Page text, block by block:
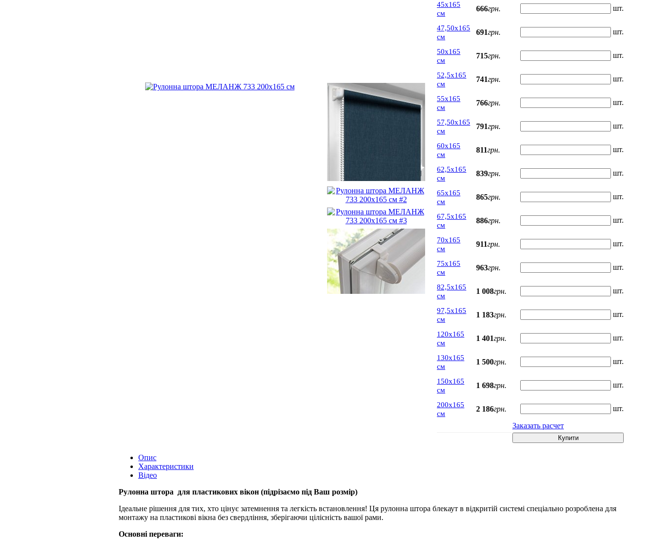
45х165
см
666грн. шт.
47,50х165
см
691грн. шт.
50х165
см
715грн. шт.
52,5х165
см
741грн. шт.
55х165
см
766грн. шт.
57,50х165
см
791грн. шт.
60х165
см
811грн. шт.
62,5х165
см
839грн. шт.
65х165
см
865грн. шт.
67,5х165
см
886грн. шт.
70х165
см
911грн. шт.
75х165
см
963грн. шт.
82,5х165
см
1 008грн. шт.
97,5х165
см
1 183грн. шт.
120х165
см
1 401грн. шт.
130х165
см
1 500грн. шт.
150х165
см
1 698грн. шт.
200х165
см
2 186грн. шт.
Заказать расчет
Купити
Опис
Характеристики
Відео
Рулонна штора для пластикових вікон (підрізаємо під Ваш розмір)
Ідеальне рішення для тих, хто цінує затемнення та легкість встановлення! Ця рулонна штора блекаут в відкритій системі спеціально розроблена для
монтажу на пластикові вікна без свердління, зберігаючи цілісність вашої рами.
Основні переваги: